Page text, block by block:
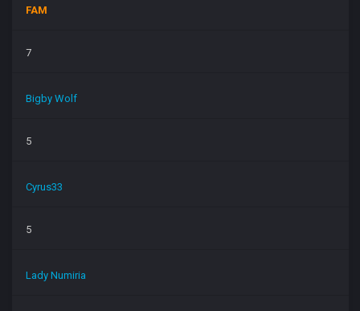
FAM
7
Bigby Wolf
5
Cyrus33
5
Lady Numiria